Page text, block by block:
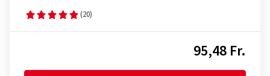
(20)
95,48 Fr.